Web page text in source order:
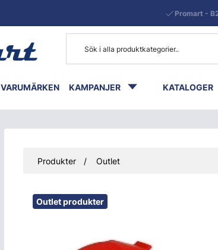
VARUMÄRKEN KAMPANJER KATALOGER
Promart -
Produkter Outlet
Outlet produkter